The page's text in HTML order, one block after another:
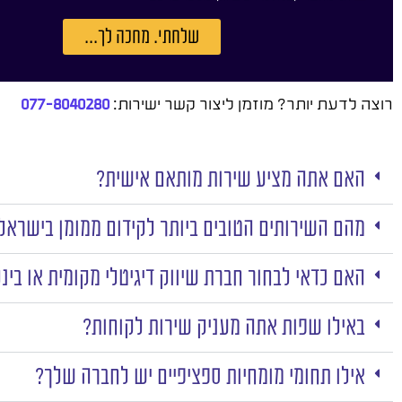
שלחתי. מחכה לך...
רוצה לדעת יותר? מוזמן ליצור קשר ישירות:077-8040280
האם אתה מציע שירות מותאם אישית?
מהם השירותים הטובים ביותר לקידום ממומן
האם כדאי לבחור חברת שיווק דיגיטלי מקומית או
באילו שפות אתה מעניק שירות לקוחות?
אילו תחומי מומחיות ספציפיים יש לחברה שלך?